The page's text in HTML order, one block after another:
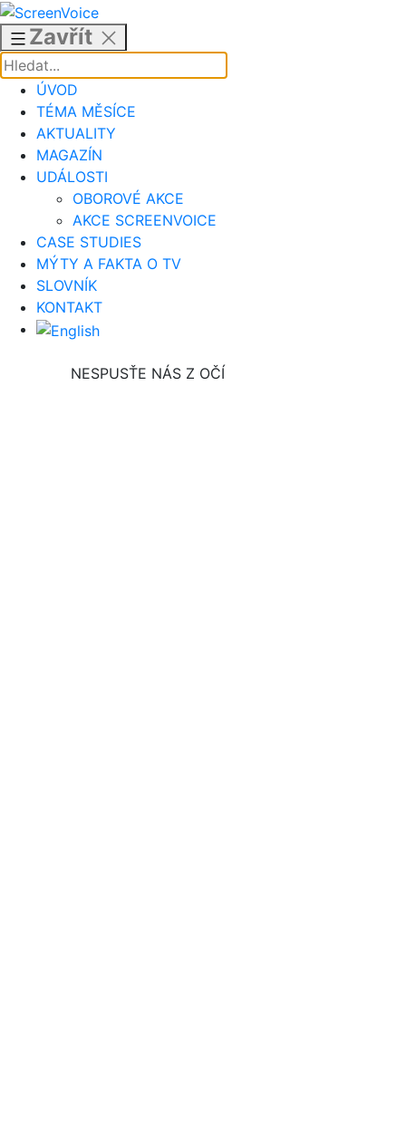
Přejít
obsahu
Zavřít
ÚVOD
TÉMA MĚSÍCE
AKTUALITY
MAGAZÍN
UDÁLOSTI
OBOROVÉ AKCE
AKCE SCREENVOICE
CASE STUDIES
MÝTY A FAKTA O TV
SLOVNÍK
KONTAKT
NESPUSŤE NÁS Z OČÍ